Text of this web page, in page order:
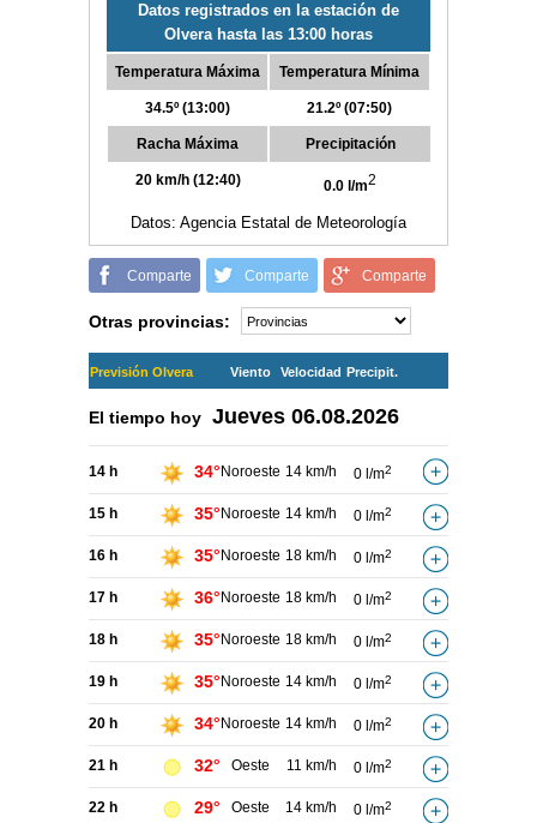
Datos registrados en la estación de
Olvera hasta las 13:00 horas
Temperatura Máxima
34.5º (13:00)
Temperatura Mínima
21.2º (07:50)
Racha Máxima
20 km/h (12:40)
Precipitación
0.0 l/m2
Datos: Agencia Estatal de Meteorología
Comparte Comparte Comparte
Otras provincias:
Previsión Olvera Viento Velocidad Precipit.
El tiempo hoy Jueves 06.08.2026
14 h 34° Noroeste 14 km/h 0 l/m2
15 h 35° Noroeste 14 km/h 0 l/m2
16 h 35° Noroeste 18 km/h 0 l/m2
17 h 36° Noroeste 18 km/h 0 l/m2
18 h 35° Noroeste 18 km/h 0 l/m2
19 h 35° Noroeste 14 km/h 0 l/m2
20 h 34° Noroeste 14 km/h 0 l/m2
21 h 32° Oeste 11 km/h 0 l/m2
22 h 29° Oeste 14 km/h 0 l/m2